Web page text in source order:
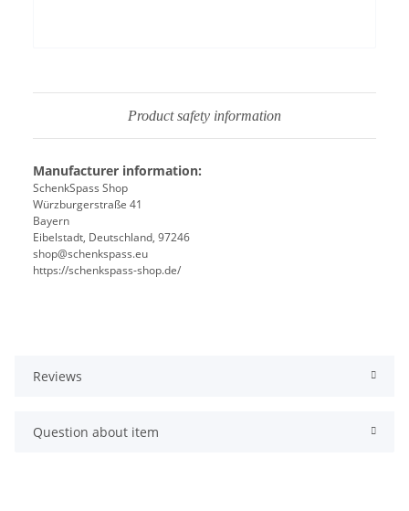
Product safety information
Manufacturer information:
SchenkSpass Shop
Würzburgerstraße 41
Bayern
Eibelstadt, Deutschland, 97246
shop@schenkspass.eu
https://schenkspass-shop.de/
Reviews
Question about item